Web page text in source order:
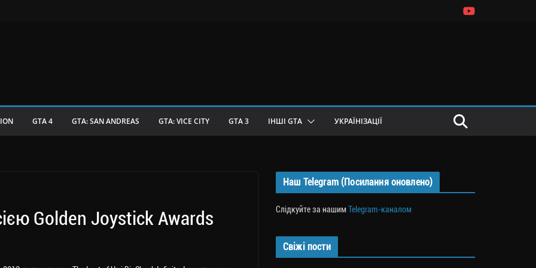
GTA 4 GTA: SAN ANDREAS GTA: VICE CITY GTA 3 ІНШІ GTA УКРАЇНІЗАЦІЇ
Golden Joystick Awards
Наш Telegram (Посилання оновлено)
Слідкуйте за нашимTelegram-каналом
Свіжі пости